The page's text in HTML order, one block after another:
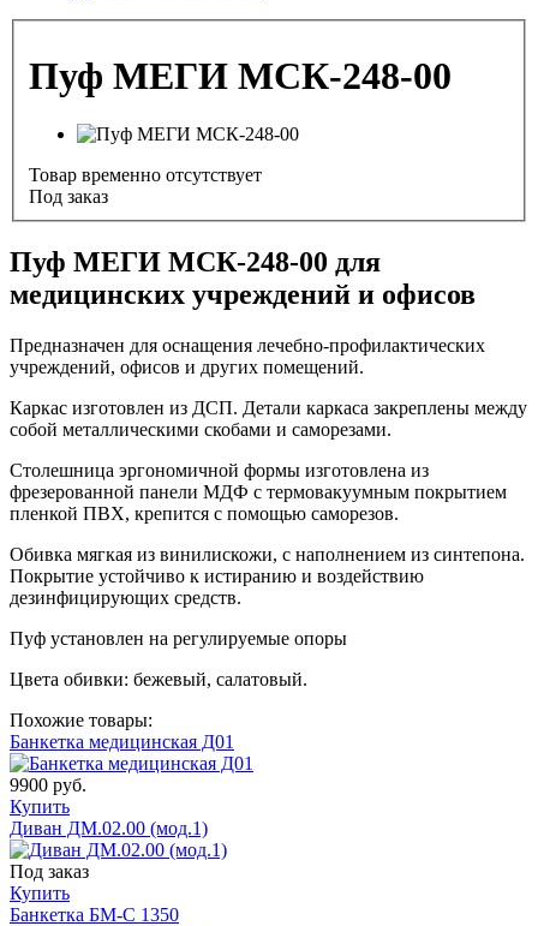
Пуф МЕГИ МСК-248-00
Товар временно отсутствует
Под заказ
Пуф МЕГИ МСК-248-00 для
медицинских учреждений и офисов
Предназначен для оснащения лечебно-профилактических
учреждений, офисов и других помещений.
Каркас изготовлен из ДСП. Детали каркаса закреплены между
собой металлическими скобами и саморезами.
Столешница эргономичной формы изготовлена из
фрезерованной панели МДФ с термовакуумным покрытием
пленкой ПВХ, крепится с помощью саморезов.
Обивка мягкая из винилискожи, с наполнением из синтепона.
Покрытие устойчиво к истиранию и воздействию
дезинфицирующих средств.
Пуф установлен на регулируемые опоры
Цвета обивки: бежевый, салатовый.
Похожие товары:
Банкетка медицинская Д01
9900 руб.
Купить
Диван ДМ.02.00 (мод.1)
Под заказ
Купить
Банкетка БМ-С 1350